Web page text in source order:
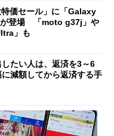
価セール」に「Galaxy
が登場 「moto g37j」や
」も
たい人は、返済を3～6
減額してから返済する手